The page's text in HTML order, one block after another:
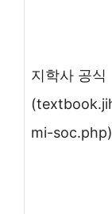
지학사 공식
mi-soc.php)